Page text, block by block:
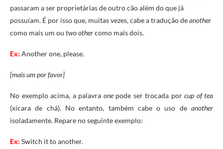
passaram a ser proprietárias de outro cão além do que já
possuíam. É por isso que, muitas vezes, cabe a tradução deanother
como mais um ou two othercomo mais dois.
Ex: Another one, please.
[mais um por favor]
No exemplo acima, a palavra onepode ser trocada por cup of tea
(xícara de chá). No entanto, também cabe o uso de another
isoladamente. Repare no seguinte exemplo:
Ex: Switch it to another.